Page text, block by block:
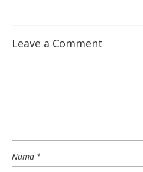
Leave a Comment
Nama *